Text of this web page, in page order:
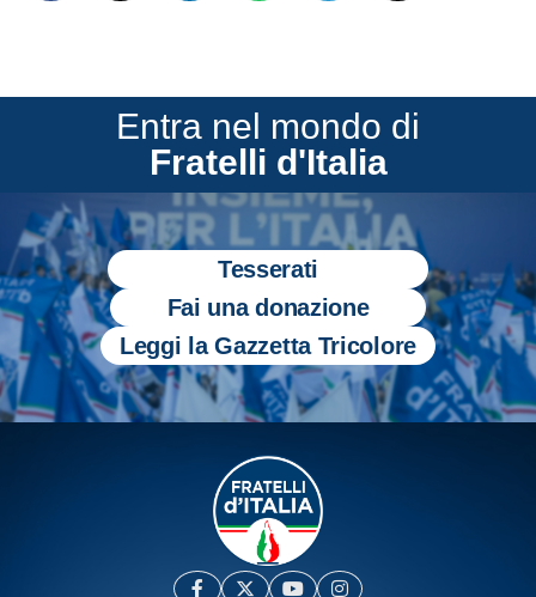
Entra nel mondo di
Fratelli d'Italia
Tesserati
Fai una donazione
Leggi la Gazzetta Tricolore